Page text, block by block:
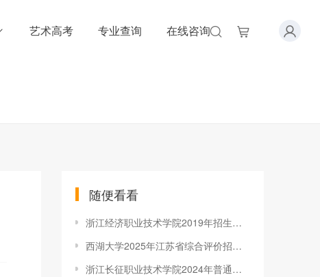
艺术高考 专业查询 在线咨询
随便看看
浙江经济职业技术学院2019年招生章程
西湖大学2025年江苏省综合评价招生简章
浙江长征职业技术学院2024年普通高校招生章程